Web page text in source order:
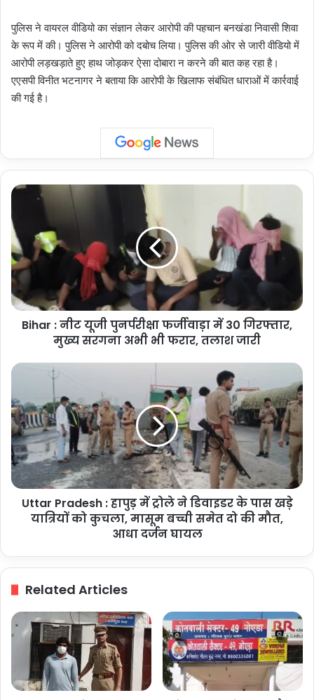
पुलिस ने वायरल वीडियो का संज्ञान लेकर आरोपी की पहचान बनखंडा निवासी शिवा
के रूप में की। पुलिस ने आरोपी को दबोच लिया। पुलिस की ओर से जारी वीडियो में
आरोपी लड़खड़ाते हुए हाथ जोड़कर ऐसा दोबारा न करने की बात कह रहा है।
एएसपी विनीत भटनागर ने बताया कि आरोपी के खिलाफ संबंधित धाराओं में कार्रवाई
की गई है।
Bihar
नीट
यूजी
पुनर्परीक्षा
फर्जीवाड़ा
में
30
गिरफ्तार,
मुख्य
भी
तलाश
जारी
Bihar : नीट यूजी पुनर्परीक्षा फर्जीवाड़ा में 30 गिरफ्तार,
मुख्य सरगना अभी भी फरार, तलाश जारी
Uttar
:
हापुड़
में
ट्रोले
ने
डिवाइडर
के
पास
दो
की
दर्जन
घायल
Uttar Pradesh : हापुड़ में ट्रोले ने डिवाइडर के पास खड़े
यात्रियों को कुचला, मासूम बच्ची समेत दो की मौत,
आधा दर्जन घायल
Related Articles